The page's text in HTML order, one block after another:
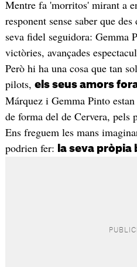
Mentre fa 'morritos' mirant a
responent sense saber que
seva fidel seguidora: Gemma
victòries, avançades
Però hi ha una cosa que tan
pilots, els seus amors
Márquez i Gemma Pinto
de forma del de Cervera, pels
Ens freguem les mans
podrien fer:
la seva pròpia